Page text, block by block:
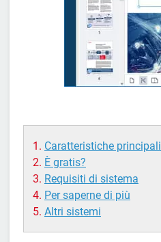
Caratteristiche principali
È gratis?
Requisiti di sistema
Per saperne di più
Altri sistemi